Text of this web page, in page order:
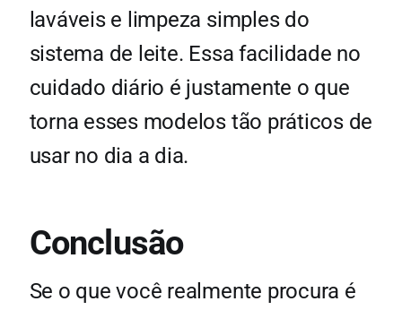
laváveis e limpeza simples do
sistema de leite. Essa facilidade no
cuidado diário é justamente o que
torna esses modelos tão práticos de
usar no dia a dia.
Conclusão
Se o que você realmente procura é